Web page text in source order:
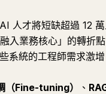
人才將短缺超過 12
入業務核心」的轉折
系統的工程師需求激增
（Fine-tuning） 、